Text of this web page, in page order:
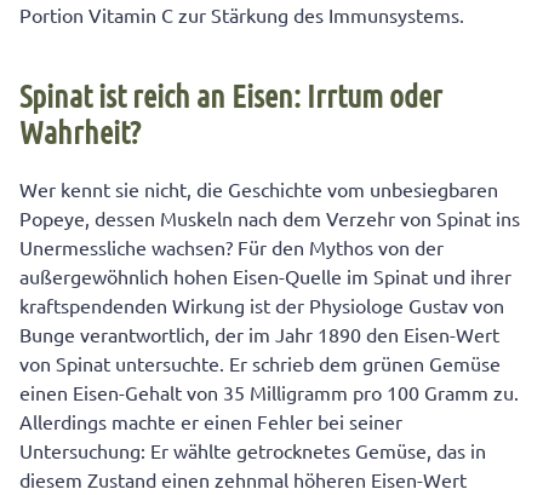
Portion Vitamin C zur Stärkung des Immunsystems.
Spinat ist reich an Eisen: Irrtum oder
Wahrheit?
Wer kennt sie nicht, die Geschichte vom unbesiegbaren
Popeye, dessen Muskeln nach dem Verzehr von Spinat ins
Unermessliche wachsen? Für den Mythos von der
außergewöhnlich hohen Eisen-Quelle im Spinat und ihrer
kraftspendenden Wirkung ist der Physiologe Gustav von
Bunge verantwortlich, der im Jahr 1890 den Eisen-Wert
von Spinat untersuchte. Er schrieb dem grünen Gemüse
einen Eisen-Gehalt von 35 Milligramm pro 100 Gramm zu.
Allerdings machte er einen Fehler bei seiner
Untersuchung: Er wählte getrocknetes Gemüse, das in
diesem Zustand einen zehnmal höheren Eisen-Wert